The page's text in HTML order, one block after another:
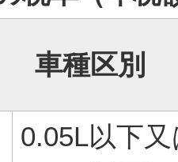
車種区別
0.05L以下